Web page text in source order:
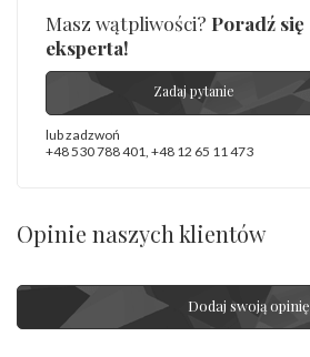
Masz wątpliwości? Poradź się
eksperta!
Zadaj pytanie
lub zadzwoń
+48 530 788 401, +48 12 65 11 473
Opinie naszych klientów
Dodaj swoją opinię